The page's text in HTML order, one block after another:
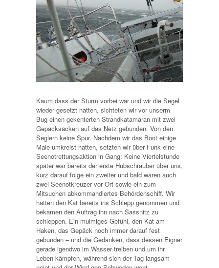
Kaum dass der Sturm vorbei war und wir die Segel
wieder gesetzt hatten, sichteten wir vor unserm
Bug einen gekenterten Strandkatamaran mit zwei
Gepäcksäcken auf das Netz gebunden. Von den
Seglern keine Spur. Nachdem wir das Boot einige
Male umkreist hatten, setzten wir über Funk eine
Seenotrettungsaktion in Gang: Keine Viertelstunde
später war bereits der erste Hubschrauber über uns,
kurz darauf folge ein zweiter und bald waren auch
zwei Seenotkreuzer vor Ort sowie ein zum
Mitsuchen abkommandiertes Behördenschiff. Wir
hatten den Kat bereits ins Schlepp genommen und
bekamen den Auftrag ihn nach Sassnitz zu
schleppen. Ein mulmiges Gefühl, den Kat am
Haken, das Gepäck noch immer darauf fest
gebunden – und die Gedanken, dass dessen Eigner
gerade igendwo im Wasser treiben und um ihr
Leben kämpfen, während sich der Tag langsam